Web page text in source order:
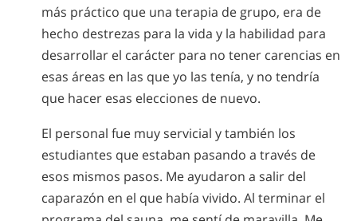
más práctico que una terapia de grupo, era de
hecho destrezas para la vida y la habilidad para
desarrollar el carácter para no tener carencias en
esas áreas en las que yo las tenía, y no tendría
que hacer esas elecciones de nuevo.
El personal fue muy servicial y también los
estudiantes que estaban pasando a través de
esos mismos pasos. Me ayudaron a salir del
caparazón en el que había vivido. Al terminar el